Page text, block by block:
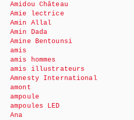
Amidou Château
Amie lectrice
Amin Allal
Amin Dada
Amine Bentounsi
amis
amis hommes
amis illustrateurs
Amnesty International
amont
ampoule
ampoules LED
Ana